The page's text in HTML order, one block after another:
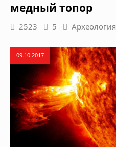
медный топор
2523 5 Археология
09.10.2017